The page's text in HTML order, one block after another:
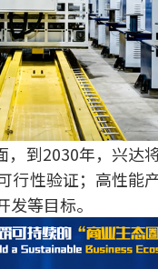
到2030年，兴达
行性验证；高性能
等目标。